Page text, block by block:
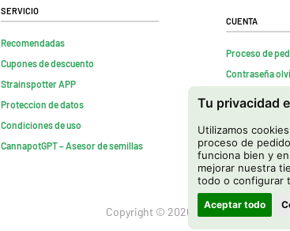
Tu privacidad
Utilizamos
proceso de
funciona bien y
mejorar nuestra
todo o configurar
Aceptar todo
Servicio
Recomendadas
Cupones de descuento
Strainspotter APP
Proteccion de datos
Condiciones de uso
CannapotGPT – Asesor de semillas
Cuenta
Proceso de
Contraseña
Rescindir
Copyright © 2026 Cannapot